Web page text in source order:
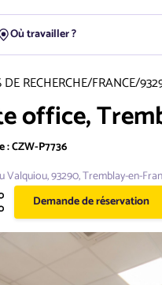
RECHERCHE/FRANCE/
office,
:CZW-P7736
Valquiou, 93290, Tremblay-en-
Demande de réservation